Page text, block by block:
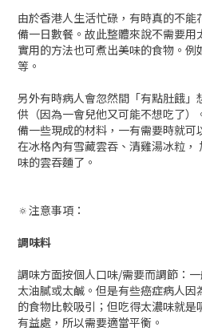
由於香港人生活忙碌，有時真的不
備一日數餐。故此整體來說不需要
實用的方法也可煮出美味的食物。
等。
另外有時病人會忽然間「有點肚餓
供（因為一會兒他又可能不想吃了
備一些現成的材料，一有需要時就可
在冰格內有雪藏雲吞、清雞湯冰粒，
味的雲吞麵了。
🔅注意事項：
調味料
調味方面按個人口味/需要而調節：
太油膩或太鹹。但是有些癌症病人
的食物比較吸引；但吃得太濃味就
有益處，所以需要適當平衡。